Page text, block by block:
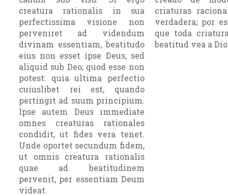
creatura rationalis in sua
perfectissima visione non
perveniret ad videndum
divinam essentiam, beatitudo
eius non esset ipse Deus, sed
aliquid sub Deo; quod esse non
potest: quia ultima perfectio
cuiuslibet rei est, quando
pertingit ad suum principium.
Ipse autem Deus immediate
omnes creaturas rationales
condidit, ut fides vera tenet.
Unde oportet secundum fidem,
ut omnis creatura rationalis
quae ad beatitudinem
pervenit, per essentiam Deum
videat.
criaturas
verdadera; por
que toda
beatitud vea a